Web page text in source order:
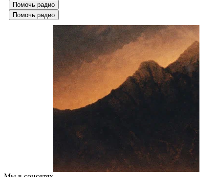
Помочь радио
Помочь радио